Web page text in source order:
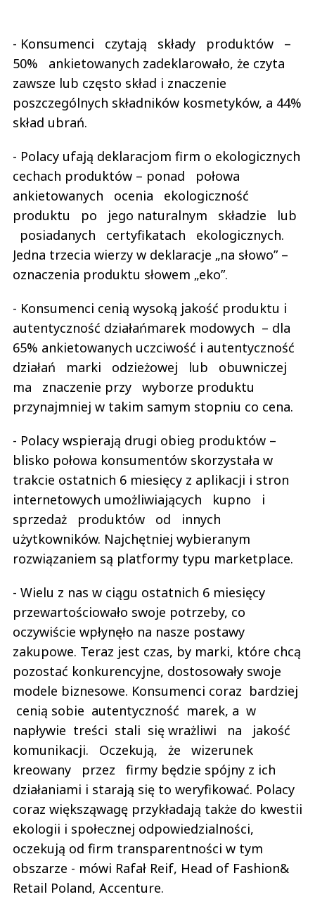
- Konsumenci czytają składy produktów –
50% ankietowanych zadeklarowało, że czyta
zawsze lub często skład i znaczenie
poszczególnych składników kosmetyków, a 44%
skład ubrań.
- Polacy ufają deklaracjom firm o ekologicznych
cechach produktów – ponad połowa
ankietowanych ocenia ekologiczność
produktu po jego naturalnym składzie lub
posiadanych certyfikatach ekologicznych.
Jedna trzecia wierzy w deklaracje „na słowo” –
oznaczenia produktu słowem „eko”.
- Konsumenci cenią wysoką jakość produktu i
autentyczność działańmarek modowych – dla
65% ankietowanych uczciwość i autentyczność
działań marki odzieżowej lub obuwniczej
ma znaczenie przy wyborze produktu
przynajmniej w takim samym stopniu co cena.
- Polacy wspierają drugi obieg produktów –
blisko połowa konsumentów skorzystała w
trakcie ostatnich 6 miesięcy z aplikacji i stron
internetowych umożliwiających kupno i
sprzedaż produktów od innych
użytkowników. Najchętniej wybieranym
rozwiązaniem są platformy typu marketplace.
- Wielu z nas w ciągu ostatnich 6 miesięcy
przewartościowało swoje potrzeby, co
oczywiście wpłynęło na nasze postawy
zakupowe. Teraz jest czas, by marki, które chcą
pozostać konkurencyjne, dostosowały swoje
modele biznesowe. Konsumenci coraz bardziej
cenią sobie autentyczność marek, a w
napływie treści stali się wrażliwi na jakość
komunikacji. Oczekują, że wizerunek
kreowany przez firmy będzie spójny z ich
działaniami i starają się to weryfikować. Polacy
coraz większąwagę przykładają także do kwestii
ekologii i społecznej odpowiedzialności,
oczekują od firm transparentności w tym
obszarze - mówi Rafał Reif, Head of Fashion&
Retail Poland, Accenture.